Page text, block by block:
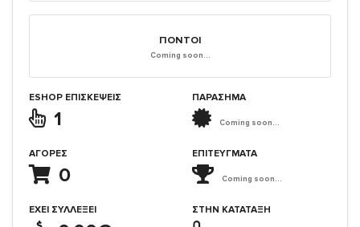
ΠΌΝΤΟΙ
Coming soon...
ESHOP ΕΠΙΣΚΈΨΕΙΣ
1
ΑΓΟΡΈΣ
0
ΈΧΕΙ ΣΥΛΛΈΞΕΙ
ΠΑΡΑΣΗΜΑ
Coming soon...
ΕΠΙΤΕΎΓΜΑΤΑ
Coming soon...
ΣΤΗΝ ΚΑΤΆΤΑΞΗ